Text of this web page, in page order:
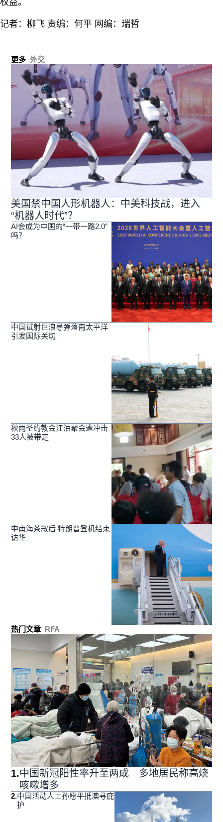
记者：柳飞 责编：何平 网编：瑞哲
更多 外交
美国禁中国人形机器人：中美科技战，进入
“机器人时代”？
AI会成为中国的“一带一路2.0″
吗？
中国试射巨浪导弹落南太平洋
引发国际关切
秋雨圣约教会江油聚会遭冲击
33人被带走
中南海茶叙后 特朗普登机结束
访华
热门文章 RFA
1.中国新冠阳性率升至两成 多地居民称高烧
咳嗽增多
2.中国活动人士孙愿平抵澳寻庇
护